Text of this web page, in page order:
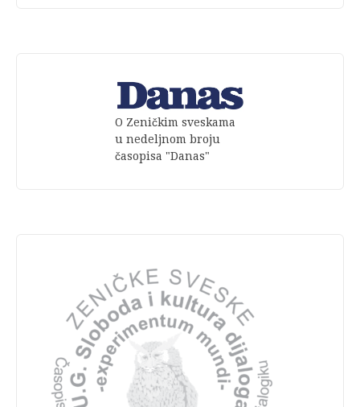
O Zeničkim sveskama
u nedeljnom broju
časopisa "Danas"